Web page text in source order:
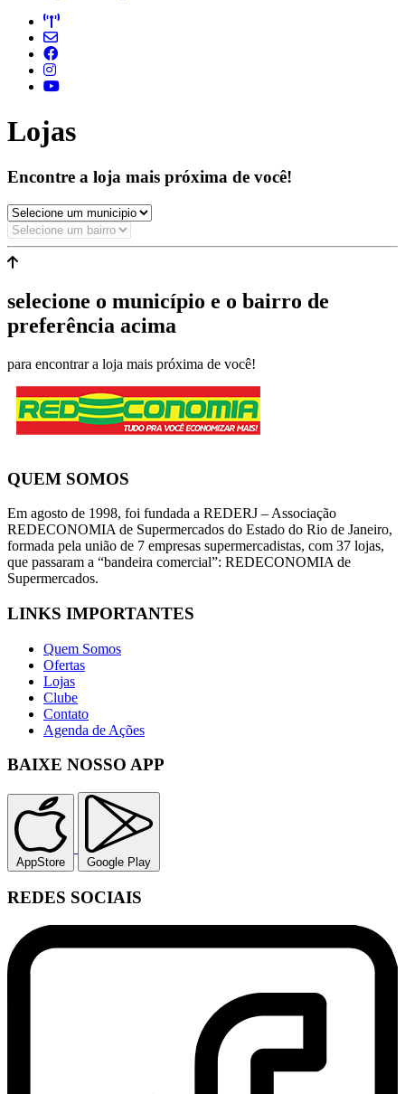
Lojas
Encontre a loja mais próxima de você!
selecione o município e o bairro de
preferência acima
para encontrar a loja mais próxima de você!
QUEM SOMOS
Em agosto de 1998, foi fundada a REDERJ – Associação
REDECONOMIA de Supermercados do Estado do Rio de Janeiro,
formada pela união de 7 empresas supermercadistas, com 37 lojas,
que passaram a “bandeira comercial”: REDECONOMIA de
Supermercados.
LINKS IMPORTANTES
Quem Somos
Ofertas
Lojas
Clube
Contato
Agenda de Ações
BAIXE NOSSO APP
AppStore Google Play
REDES SOCIAIS